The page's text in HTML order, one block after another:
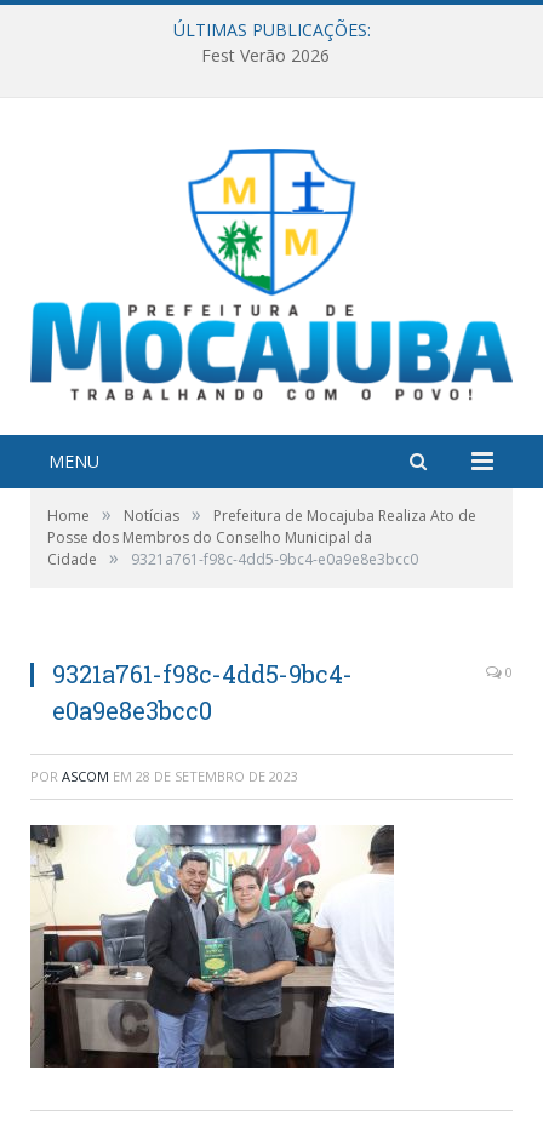
ÚLTIMAS PUBLICAÇÕES:
Fest Verão 2026
MENU
Home » Notícias »
Prefeitura de Mocajuba Realiza Ato de
Posse dos Membros do Conselho Municipal da
Cidade
» 9321a761-f98c-4dd5-9bc4-e0a9e8e3bcc0
9321a761-f98c-4dd5-9bc4-
e0a9e8e3bcc0
0
POR ASCOM EM 28 DE SETEMBRO DE 2023